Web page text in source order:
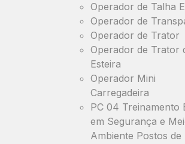
Operador de Talha
Operador de
Operador de Trator
Operador de Trator
Esteira
Operador Mini
Carregadeira
PC 04 Treinamento
em Segurança e
Ambiente Postos de